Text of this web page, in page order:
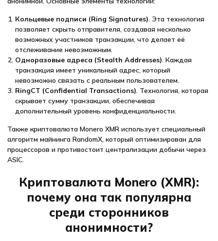
Кольцевые подписи (Ring Signatures). Эта технология
позволяет скрыть отправителя, создавая несколько
возможных участников транзакции, что делает её
отслеживание невозможным.
Одноразовые адреса (Stealth Addresses). Каждая
транзакция имеет уникальный адрес, который
невозможно связать с реальным пользователем.
RingCT (Confidential Transactions). Технология, которая
скрывает сумму транзакции, обеспечивая
дополнительный уровень конфиденциальности.
Также криптовалюта Monero XMR использует специальный
алгоритм майнинга RandomX, который оптимизирован для
процессоров и противостоит централизации добычи через
ASIC.
Криптовалюта Monero (XMR):
почему она так популярна
среди сторонников
анонимности?